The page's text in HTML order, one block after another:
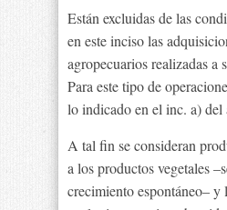
Están excluidas de las
en este inciso las
agropecuarios realizadas a
Para este tipo de
lo indicado en el inc. a) del
A tal fin se consideran
a los productos vegetales
crecimiento espontáneo– y